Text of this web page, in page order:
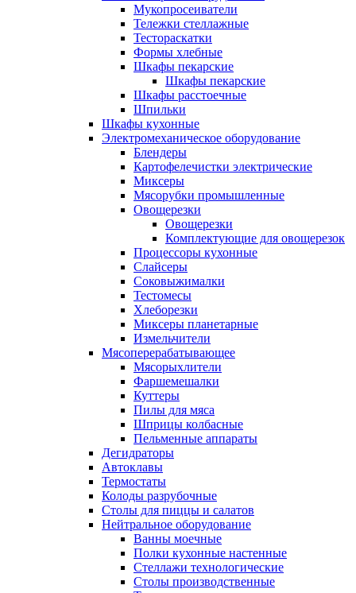
Мукопросеиватели
Тележки стеллажные
Тестораскатки
Формы хлебные
Шкафы пекарские
Шкафы пекарские
Шкафы расстоечные
Шпильки
Шкафы кухонные
Электромеханическое оборудование
Блендеры
Картофелечистки электрические
Миксеры
Мясорубки промышленные
Овощерезки
Овощерезки
Комплектующие для овощерезок
Процессоры кухонные
Слайсеры
Соковыжималки
Тестомесы
Хлеборезки
Миксеры планетарные
Измельчители
Мясоперерабатывающее
Мясорыхлители
Фаршемешалки
Куттеры
Пилы для мяса
Шприцы колбасные
Пельменные аппараты
Дегидраторы
Автоклавы
Термостаты
Колоды разрубочные
Столы для пиццы и салатов
Нейтральное оборудование
Ванны моечные
Полки кухонные настенные
Стеллажи технологические
Столы производственные